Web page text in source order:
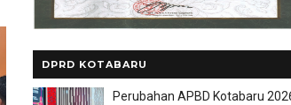
DPRD KOTABARU
Perubahan APBD Kotabaru